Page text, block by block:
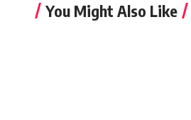
You Might Also Like